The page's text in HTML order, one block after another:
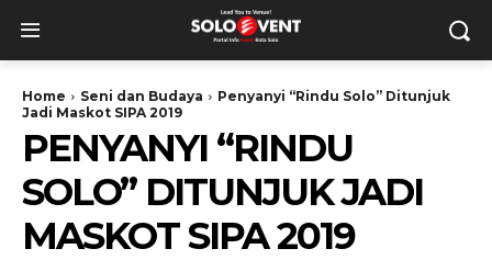
Home Seni dan Budaya
Penyanyi “Rindu Solo” Ditunjuk
Jadi Maskot SIPA 2019
PENYANYI “RINDU
SOLO” DITUNJUK JADI
MASKOT SIPA 2019